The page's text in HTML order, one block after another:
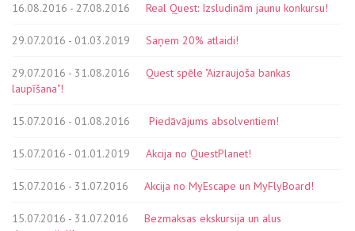
16.08.2016 - 27.08.2016 Real Quest: Izsludinām jaunu konkursu!
29.07.2016 - 01.03.2019 Saņem 20% atlaidi!
29.07.2016 - 31.08.2016
Quest spēle "Aizraujoša bankas
laupīšana"!
15.07.2016 - 01.08.2016 Piedāvājums absolventiem!
15.07.2016 - 01.01.2019 Akcija no QuestPlanet!
15.07.2016 - 31.07.2016 Akcija no MyEscape un MyFlyBoard!
15.07.2016 - 31.07.2016
Bezmaksas ekskursija un alus